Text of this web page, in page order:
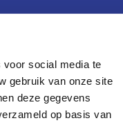
social media te
gebruik van onze site
deze gegevens
op basis van